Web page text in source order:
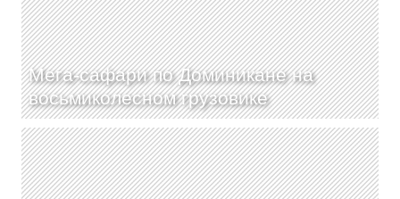
Мега-сафари по Доминикане на
восьмиколесном грузовике